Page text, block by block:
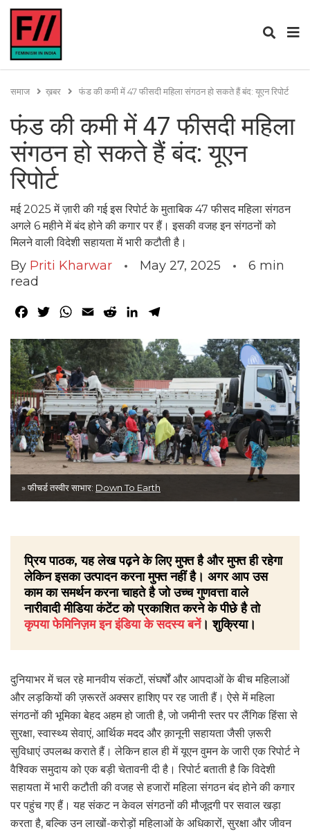
समाज ख़बर फंड की कमी में 47 फीसदी महिला संगठन हो सकते हैं बंद: यूएन रिपोर्ट
फंड की कमी में 47 फीसदी महिला
संगठन हो सकते हैं बंद: यूएन
रिपोर्ट
मई 2025 में ज़ारी की गई इस रिपोर्ट के मुताबिक 47 फीसद महिला संगठन
अगले 6 महीने में बंद होने की कगार पर हैं। इसकी वजह इन संगठनों को
मिलने वाली विदेशी सहायता में भारी कटौती है।
By Priti Kharwar May 27, 2025 6 min
read
Facebook
TwitterWhatsApp
Email RedditLinkedIn
» फीचर्ड तस्वीर साभार: Down To Earth
प्रिय पाठक, यह लेख पढ़ने के लिए मुफ्त है और मुफ्त ही रहेगा
लेकिन इसका उत्पादन करना मुफ्त नहीं है। अगर आप उस
काम का समर्थन करना चाहते है जो उच्च गुणवत्ता वाले
नारीवादी मीडिया कंटेंट को प्रकाशित करने के पीछे है तो
कृपया फेमिनिज़म इन इंडिया के सदस्य बनें। शुक्रिया।
दुनियाभर में चल रहे मानवीय संकटों, संघर्षों और आपदाओं के बीच महिलाओं
और लड़कियों की ज़रूरतें अक्सर हाशिए पर रह जाती हैं। ऐसे में महिला
संगठनों की भूमिका बेहद अहम हो जाती है, जो जमीनी स्तर पर लैंगिक हिंसा से
सुरक्षा, स्वास्थ्य सेवाएं, आर्थिक मदद और क़ानूनी सहायता जैसी ज़रूरी
सुविधाएं उपलब्ध कराते हैं। लेकिन हाल ही में यूएन वुमन के जारी एक रिपोर्ट ने
वैश्विक समुदाय को एक बड़ी चेतावनी दी है। रिपोर्ट बताती है कि विदेशी
सहायता में भारी कटौती की वजह से हजारों महिला संगठन बंद होने की कगार
पर पहुंच गए हैं। यह संकट न केवल संगठनों की मौजूदगी पर सवाल खड़ा
करता है, बल्कि उन लाखों-करोड़ों महिलाओं के अधिकारों, सुरक्षा और जीवन